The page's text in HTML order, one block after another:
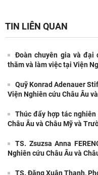
TIN LIÊN QUAN
Đoàn chuyên gia và đại
thăm và làm việc tại Viện
Quỹ Konrad Adenauer
Viện Nghiên cứu Châu Âu
Thúc đẩy hợp tác
Châu Âu và Châu Mỹ và
TS. Zsuzsa Anna
Nghiên cứu Châu Âu và
TS. Đặng Xuân Thanh,